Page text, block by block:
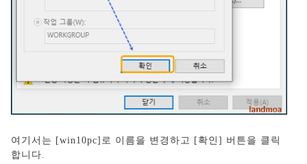
여기서는 [win10pc]로 이름을 변경하고 [확인] 버튼을 클릭
합니다.